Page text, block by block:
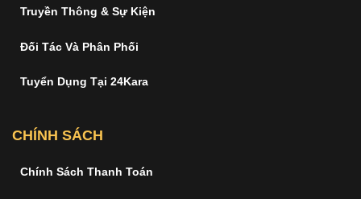
Truyền Thông & Sự Kiện
Đối Tác Và Phân Phối
Tuyển Dụng Tại 24Kara
CHÍNH SÁCH
Chính Sách Thanh Toán